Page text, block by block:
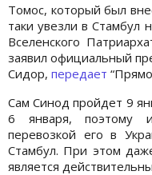
Томос, который был
таки увезли в Стамбул
Вселенского
заявил официальный
Сидор, передает
Сам Синод пройдет 9
6 января, поэтому
перевозкой его в
Стамбул. При этом
является